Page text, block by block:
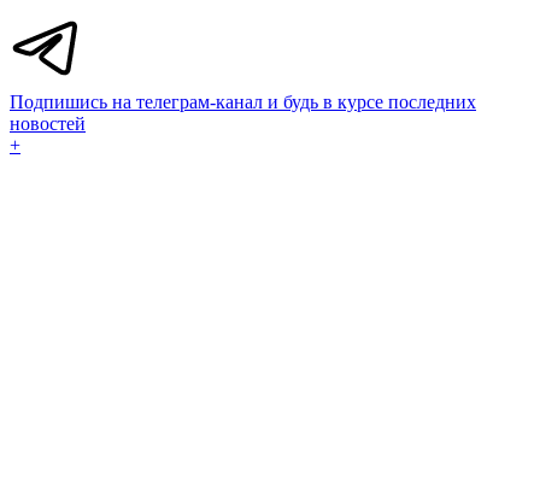
Подпишись на телеграм-канал и будь в курсе последних
новостей
+